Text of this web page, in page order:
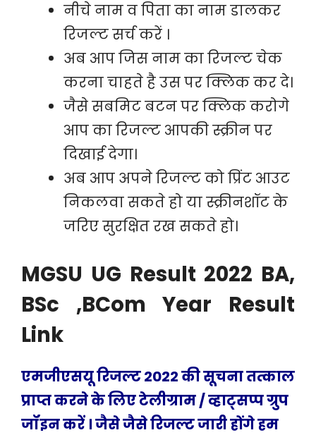
नीचे नाम व पिता का नाम डालकर
रिजल्ट सर्च करें ।
अब आप जिस नाम का रिजल्ट चेक
करना चाहते है उस पर क्लिक कर दे।
जैसे सबमिट बटन पर क्लिक करोगे
आप का रिजल्ट आपकी स्क्रीन पर
दिखाई देगा।
अब आप अपने रिजल्ट को प्रिंट आउट
निकलवा सकते हो या स्क्रीनशॉट के
जरिए सुरक्षित रख सकते हो।
MGSU UG Result 2022 BA,
BSc ,BCom Year Result
Link
एमजीएसयू रिजल्ट 2022 की सूचना तत्काल
प्राप्त करने के लिए टेलीग्राम / व्हाट्सप्प ग्रुप
जॉइन करें । जैसे जैसे रिजल्ट जारी होंगे हम